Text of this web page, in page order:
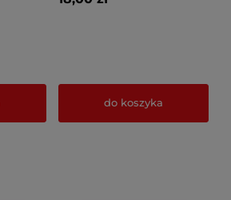
do koszyka